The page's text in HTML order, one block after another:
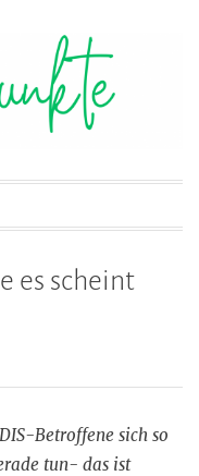
es scheint
Betroffene sich so
tun- das ist